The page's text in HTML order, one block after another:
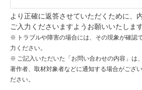
より正確に返答させていただくために、
ご入力くださいますようお願いいたします
トラブルや障害の場合には、その現象が確認
力ください。
ご記入いただいた「お問い合わせの内容」は
著作者、取材対象者などに通知する場合がござ
ださい。